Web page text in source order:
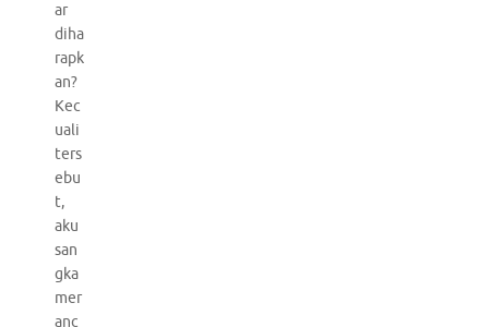
ar
diha
rapk
an?
Kec
uali
ters
ebu
t,
aku
san
gka
mer
anc